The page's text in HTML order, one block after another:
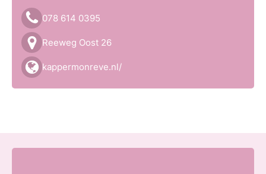
078 614 0395
Reeweg Oost 26
kappermonreve.nl/